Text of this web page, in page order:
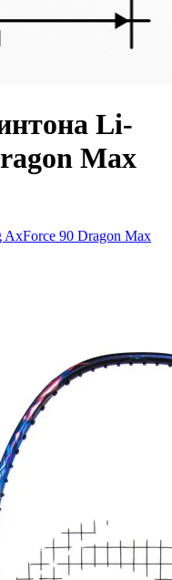
Li-
Max
AxForce 90 Dragon Max